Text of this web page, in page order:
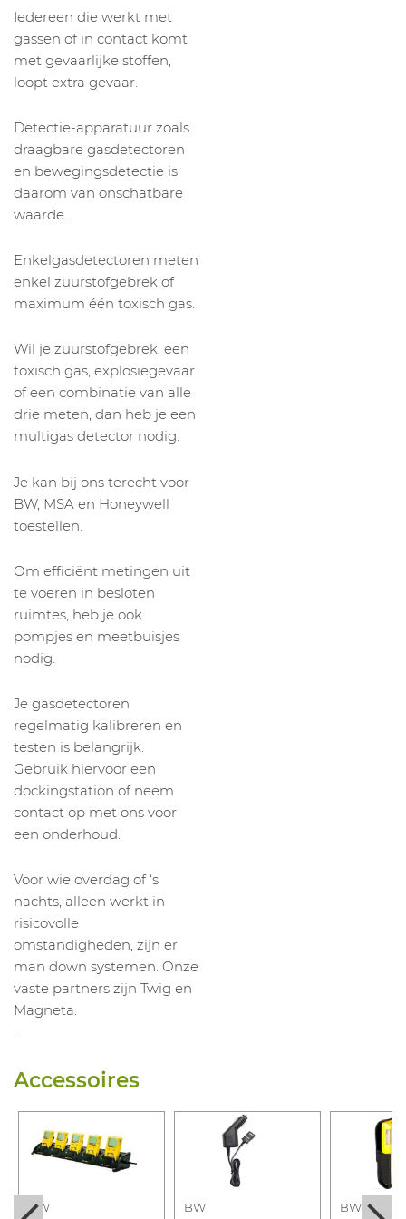
Iedereen die werkt met
gassen of in contact komt
met gevaarlijke stoffen,
loopt extra gevaar.
Detectie-apparatuur zoals
draagbare gasdetectoren
en bewegingsdetectie is
daarom van onschatbare
waarde.
Enkelgasdetectoren meten
enkel zuurstofgebrek of
maximum één toxisch gas.
Wil je zuurstofgebrek, een
toxisch gas, explosiegevaar
of een combinatie van alle
drie meten, dan heb je een
multigas detector nodig.
Je kan bij ons terecht voor
BW, MSA en Honeywell
toestellen.
Om efficiënt metingen uit
te voeren in besloten
ruimtes, heb je ook
pompjes en meetbuisjes
nodig.
Je gasdetectoren
regelmatig kalibreren en
testen is belangrijk.
Gebruik hiervoor een
dockingstation of neem
contact op met ons voor
een onderhoud.
Voor wie overdag of ‘s
nachts, alleen werkt in
risicovolle
omstandigheden, zijn er
man down systemen. Onze
vaste partners zijn Twig en
Magneta.
.
Accessoires
BW BW BW